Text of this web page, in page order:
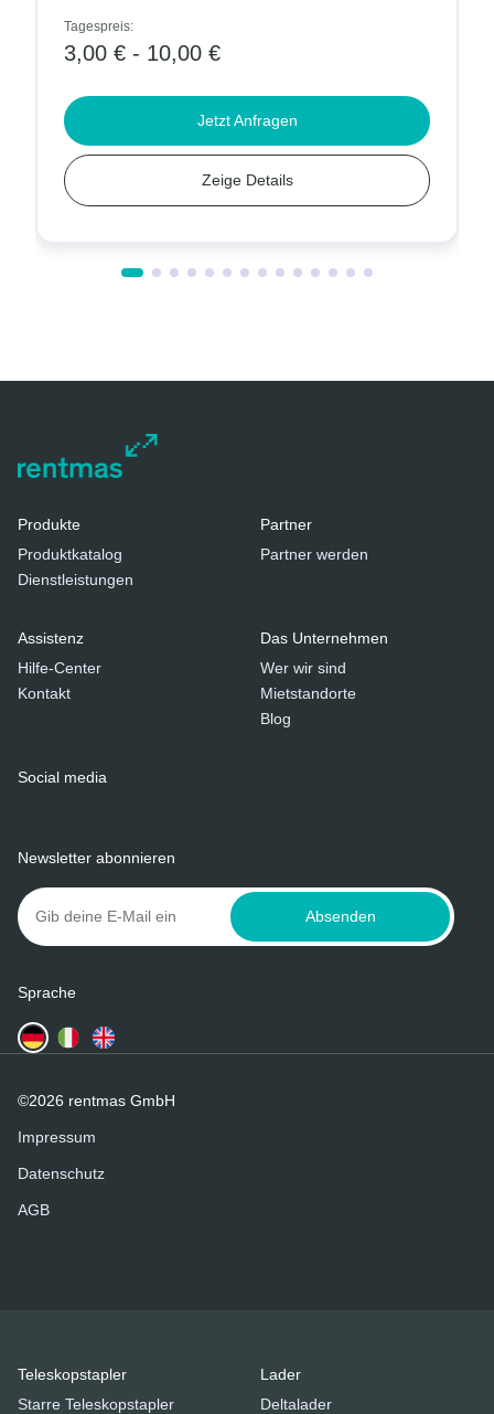
Tagespreis:
3,00 € - 10,00 €
Zeige Details
Jetzt Anfragen
Produkte
Produktkatalog
Dienstleistungen
Partner
Partner werden
Assistenz
Hilfe-Center
Kontakt
Das Unternehmen
Wer wir sind
Mietstandorte
Blog
Social media
Newsletter abonnieren
Absenden
Sprache
Teleskopstapler
Starre Teleskopstapler
Lader
Deltalader
©2026 rentmas GmbH
Impressum
Datenschutz
AGB